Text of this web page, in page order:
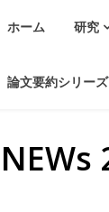
ホーム 研究
論文要約シリー